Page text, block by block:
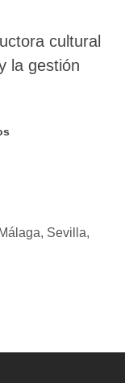
cultural
la gestión
Málaga, Sevilla,